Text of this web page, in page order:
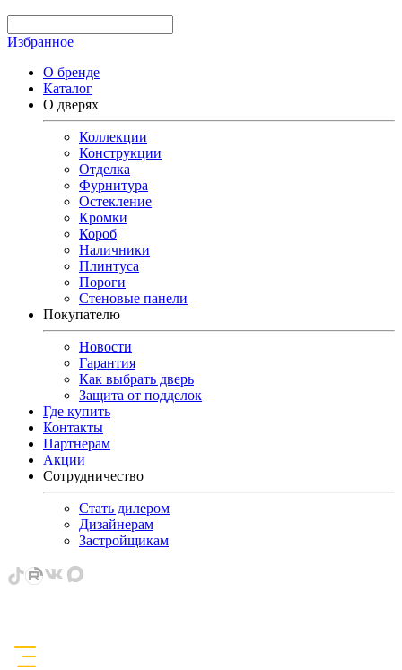
Избранное
О бренде
Каталог
О дверях
Коллекции
Конструкции
Отделка
Фурнитура
Остекление
Кромки
Короб
Наличники
Плинтуса
Пороги
Стеновые панели
Покупателю
Новости
Гарантия
Как выбрать дверь
Защита от подделок
Где купить
Контакты
Партнерам
Акции
Сотрудничество
Стать дилером
Дизайнерам
Застройщикам